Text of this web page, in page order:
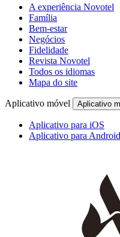
A experiência Novotel
Família
Bem-estar
Negócios
Fidelidade
Revista Novotel
Todos os idiomas
Mapa do site
Aplicativo móvel Aplicativo
Aplicativo para iOS
Aplicativo para Android